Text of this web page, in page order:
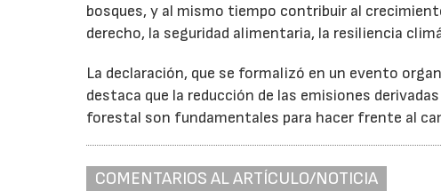
bosques, y al mismo tiempo contribuir al
derecho, la seguridad alimentaria, la resiliencia
La declaración, que se formalizó en un evento
destaca que la reducción de las emisiones
forestal son fundamentales para hacer frente al
COMENTARIOS AL ARTÍCULO/NOTICIA